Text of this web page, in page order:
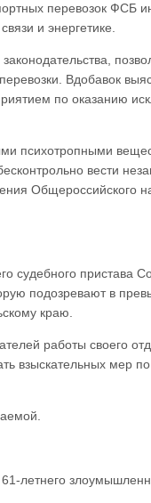
перевозок ФСБ
и энергетике.
Вдобавок
по оказанию
психотропными
вести
Общероссийского
судебного пристава
подозревают в
краю.
работы своего
взыскательных мер
летнего